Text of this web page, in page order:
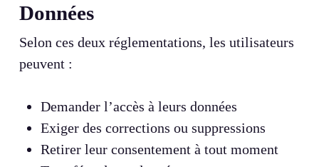
Données
Selon ces deux réglementations, les utilisateurs
peuvent :
Demander l’accès à leurs données
Exiger des corrections ou suppressions
Retirer leur consentement à tout moment